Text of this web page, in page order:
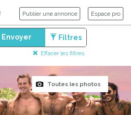
Publier une annonce Espace pro
Envoyer Filtres
Effacer les filtres
Toutes les photos